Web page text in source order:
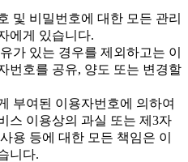
및 비밀번호에 대한 모든 관리
에게 있습니다.
가 있는 경우를 제외하고는 이
번호를 공유, 양도 또는 변경할
부여된 이용자번호에 의하여
스 이용상의 과실 또는 제3자
용 등에 대한 모든 책임은 이
니다.